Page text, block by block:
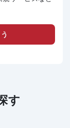
す